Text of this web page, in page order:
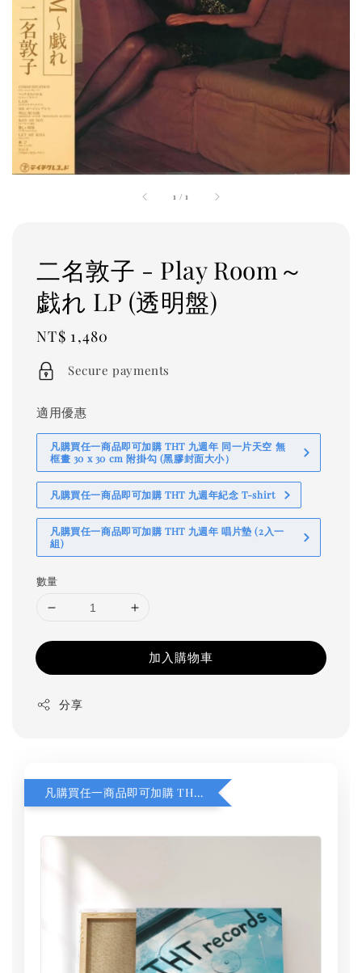
1 /1
二名敦子 - Play Room～
戯れ LP (透明盤)
Regular
price
NT$ 1,480
Secure payments
適用優惠
凡購買任一商品即可加購 THT 九週年 同一片天空 無
框畫 30 x 30 cm 附掛勾 (黑膠封面大小）
凡購買任一商品即可加購 THT 九週年紀念 T-shirt
凡購買任一商品即可加購 THT 九週年 唱片墊 (2入一
組)
數量
加入購物車
分享
凡購買任一商品即可加購 THT 九週年 同一片天空 無框畫 30 x 30 cm 附掛勾 (黑膠封面大小）